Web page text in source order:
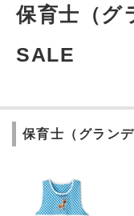
保育士（グ
SALE
保育士（グラン